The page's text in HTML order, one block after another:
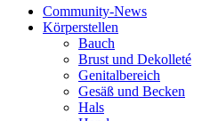
NEUESTE TATTOOS
KOMMENTARE
FORUM
HILFE
Community-News
Körperstellen
Bauch
Brust und Dekolleté
Genitalbereich
Gesäß und Becken
Hals